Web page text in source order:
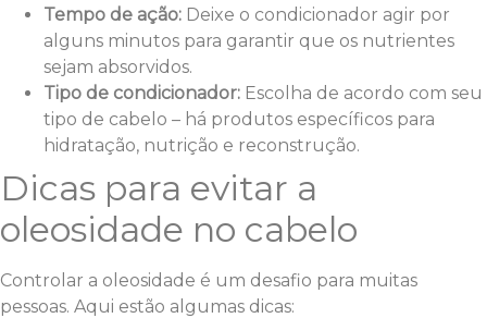
Tempo de ação: Deixe o condicionador agir por
alguns minutos para garantir que os nutrientes
sejam absorvidos.
Tipo de condicionador: Escolha de acordo com seu
tipo de cabelo – há produtos específicos para
hidratação, nutrição e reconstrução.
Dicas para evitar a
oleosidade no cabelo
Controlar a oleosidade é um desafio para muitas
pessoas. Aqui estão algumas dicas: